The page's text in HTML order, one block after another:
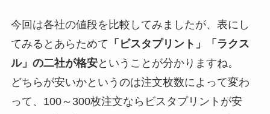
今回は各社の値段を比較してみましたが、表にし
てみるとあらためて 「ビスタプリント」「ラクス
ル」の二社が格安ということが分かりますね。
どちらが安いかというのは注文枚数によって変わ
って、 100～300枚注文ならビスタプリントが安